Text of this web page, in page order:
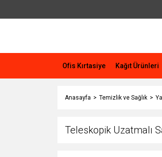
Ofis Kırtasiye Kağıt Ürünleri
Anasayfa Temizlik ve Sağlık
Teleskopik Uzatmalı